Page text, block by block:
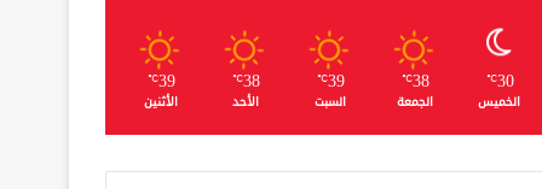
30
℃
الخميس
38
℃
الجمعة
39
℃
السبت
38
℃
الأحد
39
℃
الأثنين